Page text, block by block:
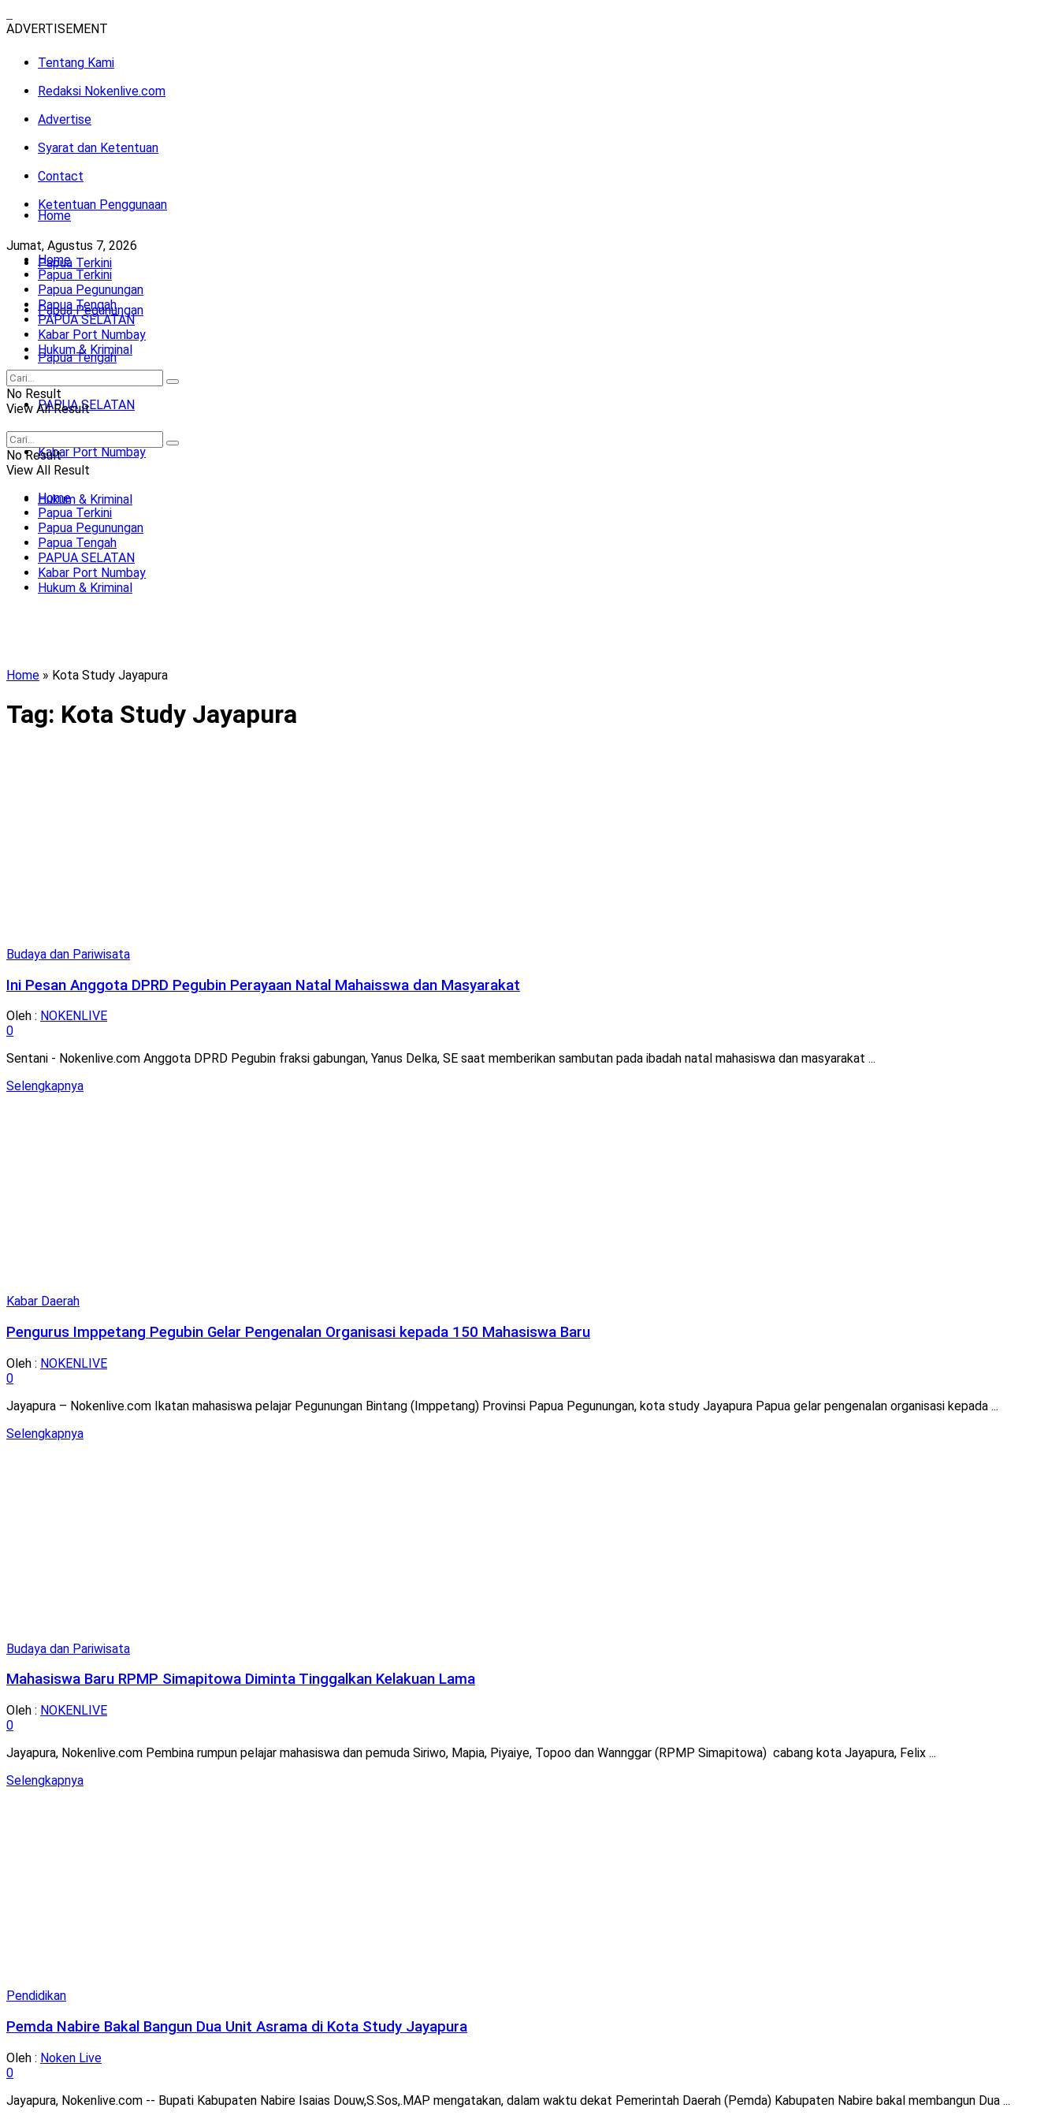
ADVERTISEMENT
Tentang Kami
Redaksi Nokenlive.com
Advertise
Syarat dan Ketentuan
Contact
Ketentuan Penggunaan
Jumat, Agustus 7, 2026
Home
Papua Terkini
Papua Pegunungan
Papua Tengah
PAPUA SELATAN
Kabar Port Numbay
Hukum & Kriminal
Home
Papua Terkini
Papua Pegunungan
Papua Tengah
PAPUA SELATAN
Kabar Port Numbay
Hukum & Kriminal
No Result
View All Result
No Result
View All Result
Home
Papua Terkini
Papua Pegunungan
Papua Tengah
PAPUA SELATAN
Kabar Port Numbay
Hukum & Kriminal
Home » Kota Study Jayapura
Tag: Kota Study Jayapura
Budaya dan Pariwisata
Ini Pesan Anggota DPRD Pegubin Perayaan Natal Mahaisswa dan Masyarakat
Oleh : NOKENLIVE
0
Sentani - Nokenlive.com Anggota DPRD Pegubin fraksi gabungan, Yanus Delka, SE saat memberikan sambutan pada ibadah natal mahasiswa dan masyarakat ...
SelengkapnyaDetails
Kabar Daerah
Pengurus Imppetang Pegubin Gelar Pengenalan Organisasi kepada 150 Mahasiswa Baru
Oleh : NOKENLIVE
0
Jayapura – Nokenlive.com Ikatan mahasiswa pelajar Pegunungan Bintang (Imppetang) Provinsi Papua Pegunungan, kota study Jayapura Papua gelar pengenalan organisasi kepada ...
SelengkapnyaDetails
Budaya dan Pariwisata
Mahasiswa Baru RPMP Simapitowa Diminta Tinggalkan Kelakuan Lama
Oleh : NOKENLIVE
0
Jayapura, Nokenlive.com Pembina rumpun pelajar mahasiswa dan pemuda Siriwo, Mapia, Piyaiye, Topoo dan Wannggar (RPMP Simapitowa) cabang kota Jayapura, Felix ...
SelengkapnyaDetails
Pendidikan
Pemda Nabire Bakal Bangun Dua Unit Asrama di Kota Study Jayapura
Oleh : Noken Live
0
Jayapura, Nokenlive.com -- Bupati Kabupaten Nabire Isaias Douw,S.Sos,.MAP mengatakan, dalam waktu dekat Pemerintah Daerah (Pemda) Kabupaten Nabire bakal membangun Dua ...